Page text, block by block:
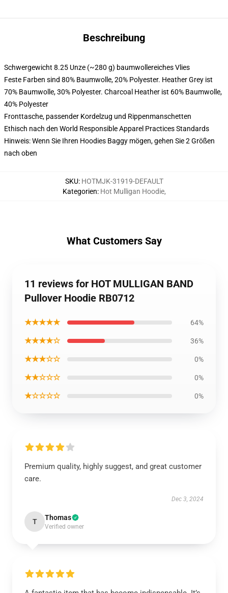
Beschreibung
Schwergewicht 8.25 Unze (~280 g) baumwollereiches Vlies
Feste Farben sind 80% Baumwolle, 20% Polyester. Heather Grey ist
70% Baumwolle, 30% Polyester. Charcoal Heather ist 60% Baumwolle,
40% Polyester
Fronttasche, passender Kordelzug und Rippenmanschetten
Ethisch nach den World Responsible Apparel Practices Standards
Hinweis: Wenn Sie Ihren Hoodies Baggy mögen, gehen Sie 2 Größen
nach oben
SKU: HOTMJK-31919-DEFAULT
Kategorien: Hot Mulligan Hoodie,
What Customers Say
11 reviews for HOT MULLIGAN BAND
Pullover Hoodie RB0712
★★★★★ 64%
★★★★☆ 36%
★★★☆☆ 0%
★★☆☆☆ 0%
★☆☆☆☆ 0%
Premium quality, highly suggest, and great customer
care.
Dec 3, 2024
T Thomas
Verified owner